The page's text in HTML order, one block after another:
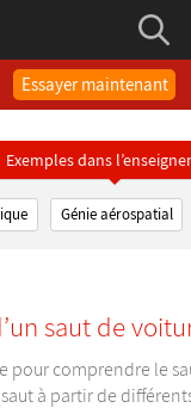
Essayer maintenant
Exemples dans
Génie aérospatial
saut de
comprendre le
à partir de